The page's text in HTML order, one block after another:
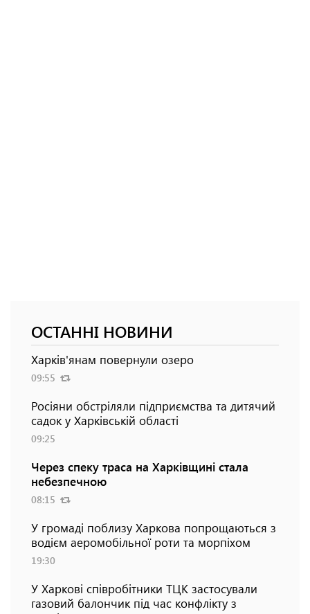
ОСТАННІ НОВИНИ
Харків'янам повернули озеро
09:55
Росіяни обстріляли підприємства та дитячий
садок у Харківській області
09:25
Через спеку траса на Харківщині стала
небезпечною
08:15
У громаді поблизу Харкова попрощаються з
водієм аеромобільної роти та морпіхом
19:30
У Харкові співробітники ТЦК застосували
газовий балончик під час конфлікту з